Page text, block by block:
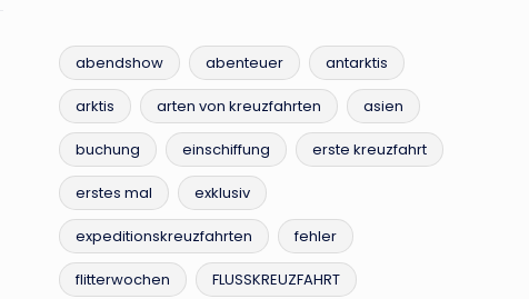
abendshow abenteuer antarktis
arktis arten von kreuzfahrten asien
buchung einschiffung erste kreuzfahrt
erstes mal exklusiv
expeditionskreuzfahrten fehler
flitterwochen FLUSSKREUZFAHRT